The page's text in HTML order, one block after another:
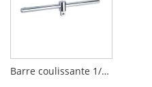
Barre coulissante 1/2" avec adaptateur